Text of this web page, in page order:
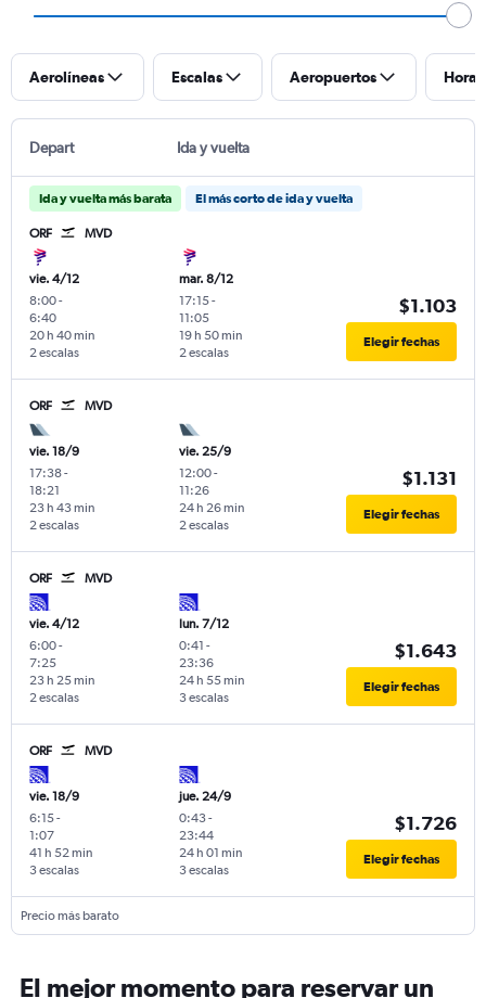
Aerolíneas Escalas Aeropuertos
Depart Ida y vuelta
Ida y vuelta más barata El más corto de ida y vuelta
ORF MVD
vie. 4/12
8:00-
6:40
2 escalas
20 h 40 min
mar. 8/12
17:15-
11:05
2 escalas
19 h 50 min
$1.103
Elegir fechas
ORF MVD
vie. 18/9
17:38-
18:21
2 escalas
23 h 43 min
vie. 25/9
12:00-
11:26
2 escalas
24 h 26 min
$1.131
Elegir fechas
ORF MVD
vie. 4/12
6:00-
7:25
2 escalas
23 h 25 min
lun. 7/12
0:41 -
23:36
3 escalas
24 h 55 min
$1.643
Elegir fechas
ORF MVD
vie. 18/9
6:15-
1:07
3 escalas
41 h 52 min
jue. 24/9
0:43-
23:44
3 escalas
24 h 01 min
$1.726
Elegir fechas
Precio más barato
El mejor momento para reservar un